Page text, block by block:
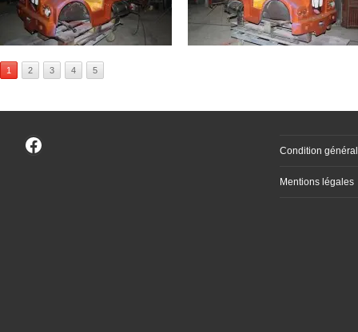
1 2 3 4 5
Facebook Condition
Mentions légales